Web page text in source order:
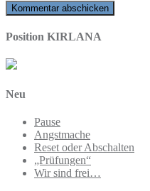
Position KIRLANA
Neu
Pause
Angstmache
Reset oder Abschalten
„Prüfungen“
Wir sind frei…